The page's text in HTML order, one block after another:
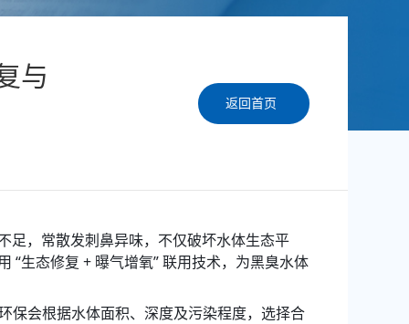
与
返回首页
足，常散发刺鼻异味，不仅破坏水体生态平
“生态修复 + 曝气增氧” 联用技术，为黑臭水体
保会根据水体面积、深度及污染程度，选择合